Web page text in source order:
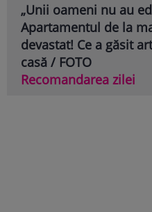
„Unii oameni nu au
Apartamentul de la
devastat! Ce a găsit
casă / FOTO
Recomandarea zilei